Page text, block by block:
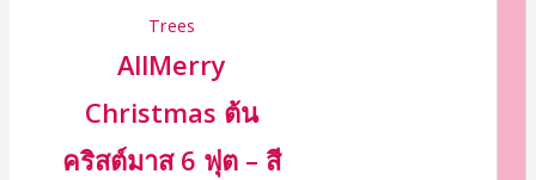
Trees
AllMerry
Christmas ต้น
คริสต์มาส 6 ฟุต – สี